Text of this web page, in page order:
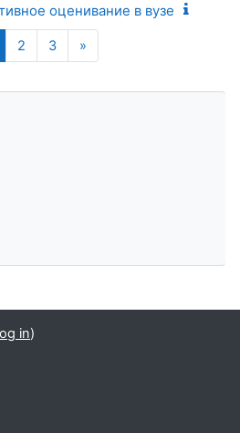
оценивание в вузе
(current)
2 3 »Next page
in)